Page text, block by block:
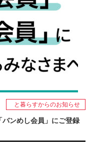
と暮らすからのお知らせ
バンめし会員」にご登録